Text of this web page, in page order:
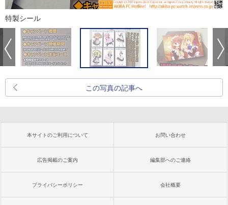
特製シール
この写真の記事へ
本サイトのご利用について お問い合わせ
広告掲載のご案内 編集部へのご連絡
プライバシーポリシー 会社概要